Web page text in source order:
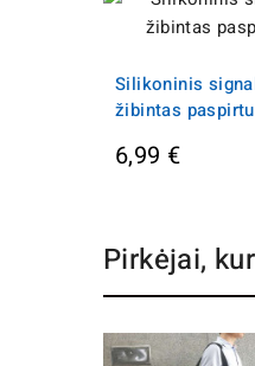
Silikoninis
žibintas
6,99 €
Pirkėjai,